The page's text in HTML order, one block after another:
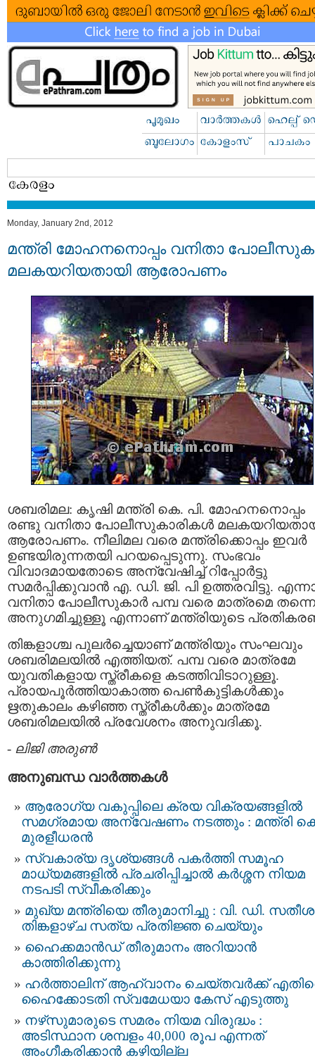
Monday, January 2nd, 2012
മന്ത്രി മോഹനനൊപ്പം വനിതാ
മലകയറിയതായി ആരോപണം
ശബരിമല: കൃഷി മന്ത്രി കെ. പി. മോഹനനൊപ്പം
രണ്ടു വനിതാ പോലീസുകാരികള്‍
ആരോപണം. നീലിമല വരെ മന്ത്രിക്കൊപ്പം ഇവര്‍
ഉണ്ടയിരുന്നതയി പറയപ്പെടുന്നു. സംഭവം
വിവാദമായതോടെ അന്വേഷിച്ച് റിപ്പോര്‍ട്ടു
സമര്‍പ്പിക്കുവാന്‍ എ. ഡി. ജി. പി ഉത്തരവിട്ടു.
വനിതാ പോലീസുകാര്‍ പമ്പ വരെ മാത്രമെ തന്നെ
അനുഗമിച്ചുള്ളൂ എന്നാണ്‌ മന്ത്രിയുടെ
തിങ്കളാശ്ച പുലര്‍ച്ചെയാണ്‌ മന്ത്രിയും സംഘവും
ശബരിമലയില്‍ എത്തിയത്. പമ്പ വരെ മാത്രമേ
യുവതികളായ സ്ത്രീകളെ കടത്തിവിടാറുള്ളൂ.
പ്രായപൂര്‍ത്തിയാകാത്ത പെണ്‍കുട്ടികള്‍ക്കും
ഋതുകാലം കഴിഞ്ഞ സ്ത്രീകള്‍ക്കും മാത്രമേ
ശബരിമലയില്‍ പ്രവേശനം അനുവദിക്കൂ.
- ലിജി അരുണ്‍
അനുബന്ധ വാര്‍ത്തകള്‍
ആരോഗ്യ വകുപ്പിലെ ക്രയ വിക്രയങ്ങളിൽ
സമഗ്രമായ അന്വേഷണം നടത്തും : മന്ത്രി
മുരളീധരൻ
സ്വകാര്യ ദൃശ്യങ്ങള്‍ പകര്‍ത്തി സമൂഹ
മാധ്യമങ്ങളില്‍ പ്രചരിപ്പിച്ചാൽ കർശ്ശന നിയമ
നടപടി സ്വീകരിക്കും
മുഖ്യ മന്ത്രിയെ തീരുമാനിച്ചു : വി. ഡി.
തിങ്കളാഴ്ച സത്യ പ്രതിജ്ഞ ചെയ്യും
ഹൈക്കമാൻഡ് തീരുമാനം അറിയാൻ
കാത്തിരിക്കുന്നു
ഹര്‍ത്താലിന് ആഹ്വാനം ചെയ്തവര്‍ക്ക്
ഹൈക്കോടതി സ്വമേധയാ കേസ് എടുത്തു
നഴ്‌സുമാരുടെ സമരം നിയമ വിരുദ്ധം :
അടിസ്ഥാന ശമ്പളം 40,000 രൂപ എന്നത്
അംഗീകരിക്കാൻ കഴിയില്ല